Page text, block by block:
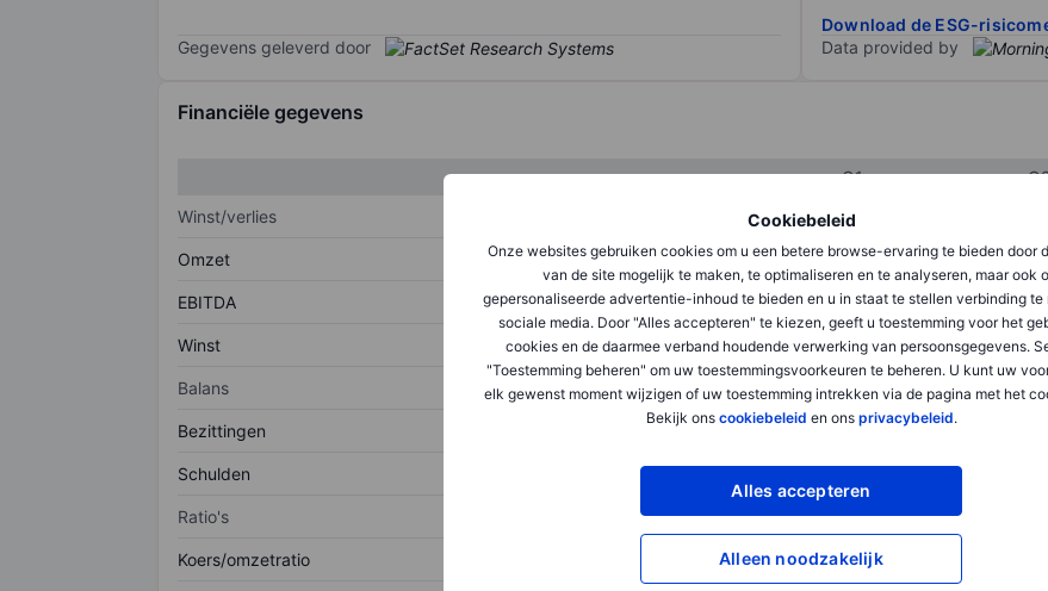
Cookiebeleid
Onze websites gebruiken cookies om u een betere browse-ervaring te bieden door
van de site mogelijk te maken, te optimaliseren en te analyseren, maar ook
gepersonaliseerde advertentie-inhoud te bieden en u in staat te stellen verbinding te
sociale media. Door "Alles accepteren" te kiezen, geeft u toestemming voor het
cookies en de daarmee verband houdende verwerking van persoonsgegevens.
"Toestemming beheren" om uw toestemmingsvoorkeuren te beheren. U kunt uw
elk gewenst moment wijzigen of uw toestemming intrekken via de pagina met het
Bekijk ons cookiebeleid en ons privacybeleid.
Alles accepteren
Alleen noodzakelijk
Gegevens geleverd door
Download de ESG-
Data provided by
Financiële gegevens
Q1
Winst/verlies
Omzet XXXXXXX
EBITDA XXXXXXX
Winst XXXXXXX
Balans
Bezittingen XXXXXXX
Schulden
Ratio's
Koers/omzetratio XXXXXXX